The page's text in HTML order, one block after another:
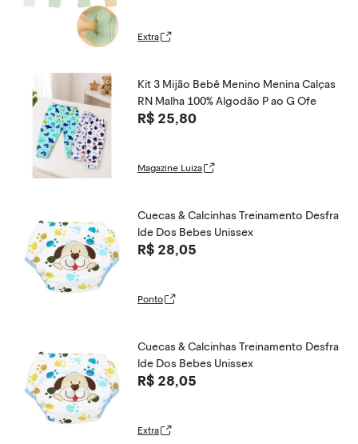
Extra
Kit 3 Mijão Bebê Menino Menina Calças
RN Malha 100% Algodão P ao G Ofe
R$ 25,80
Magazine Luiza
Cuecas & Calcinhas Treinamento Desfra
lde Dos Bebes Unissex
R$ 28,05
Ponto
Cuecas & Calcinhas Treinamento Desfra
lde Dos Bebes Unissex
R$ 28,05
Extra